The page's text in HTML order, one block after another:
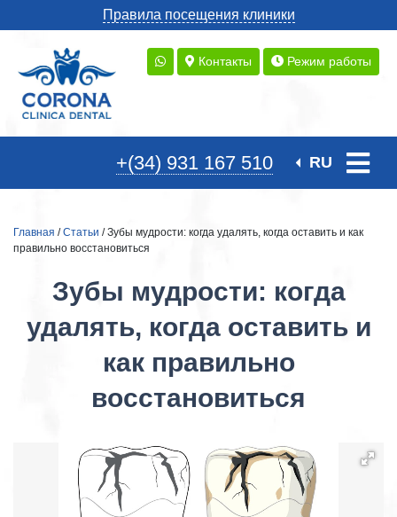
Правила посещения клиники
Контакты Режим работы
+(34) 931 167 510 RU
Главная /Статьи / Зубы мудрости: когда удалять, когда оставить и как
правильно восстановиться
Зубы мудрости: когда
удалять, когда оставить и
как правильно
восстановиться